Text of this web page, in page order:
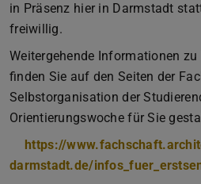
in Präsenz hier in Darmstadt
freiwillig.
Weitergehende Informationen
finden Sie auf den Seiten der
Selbstorganisation der
Orientierungswoche für Sie
https://
darmstadt.de/